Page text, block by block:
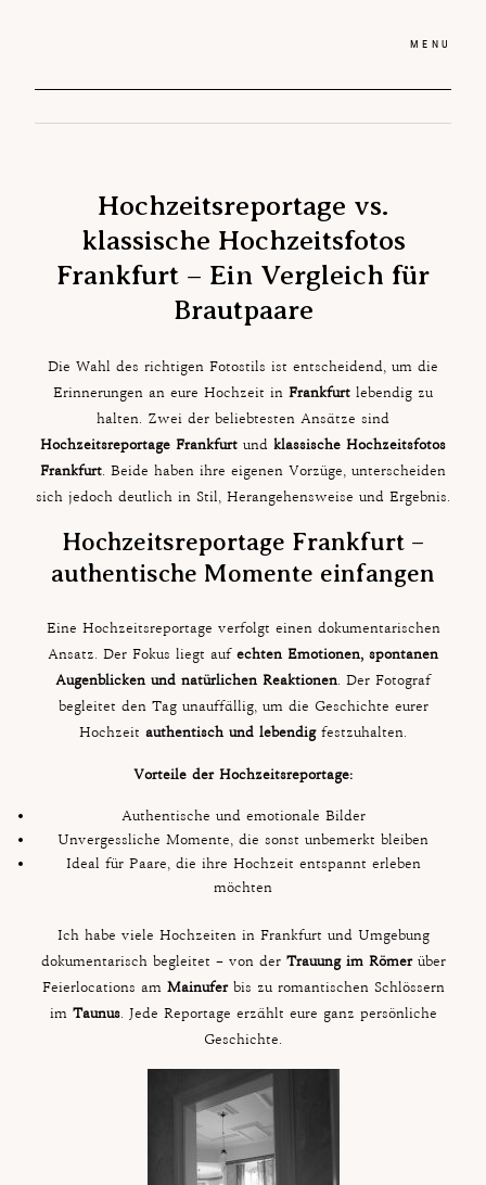
MENU
Hochzeitsreportage vs.
klassische Hochzeitsfotos
Frankfurt – Ein Vergleich für
Brautpaare
Die Wahl des richtigen Fotostils ist entscheidend, um die
Erinnerungen an eure Hochzeit in Frankfurt lebendig zu
halten. Zwei der beliebtesten Ansätze sind
Hochzeitsreportage Frankfurt und klassische Hochzeitsfotos
Frankfurt. Beide haben ihre eigenen Vorzüge, unterscheiden
sich jedoch deutlich in Stil, Herangehensweise und Ergebnis.
Hochzeitsreportage Frankfurt –
authentische Momente einfangen
Eine Hochzeitsreportage verfolgt einen dokumentarischen
Ansatz. Der Fokus liegt auf echten Emotionen, spontanen
Augenblicken und natürlichen Reaktionen. Der Fotograf
begleitet den Tag unauffällig, um die Geschichte eurer
Hochzeit authentisch und lebendigfestzuhalten.
Vorteile der Hochzeitsreportage:
Authentische und emotionale Bilder
Unvergessliche Momente, die sonst unbemerkt bleiben
Ideal für Paare, die ihre Hochzeit entspannt erleben
möchten
Ich habe viele Hochzeiten in Frankfurt und Umgebung
dokumentarisch begleitet – von der Trauung im Römerüber
Feierlocations am Mainuferbis zu romantischen Schlössern
im Taunus. Jede Reportage erzählt eure ganz persönliche
Geschichte.
Preise
Blog
Bewertungen
Über mich
Kontakt